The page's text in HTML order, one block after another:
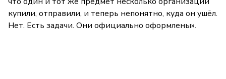
купили, отправили, и теперь непонятно, куда он ушёл.
Нет. Есть задачи. Они официально оформлены».